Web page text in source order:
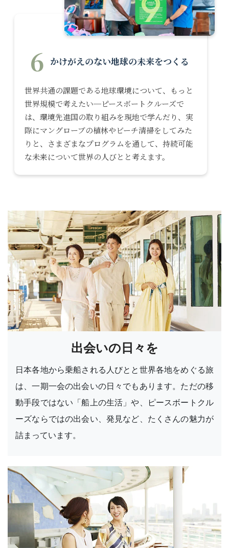
6 かけがえのない地球の未来をつくる
世界共通の課題である地球環境について、もっと
世界規模で考えたい─ピースボートクルーズで
は、環境先進国の取り組みを現地で学んだり、実
際にマングローブの植林やビーチ清掃をしてみた
りと、さまざまなプログラムを通して、持続可能
な未来について世界の人びとと考えます。
出会いの日々を
日本各地から乗船される人びとと世界各地をめぐる旅
は、一期一会の出会いの日々でもあります。ただの移
動手段ではない「船上の生活」や、ピースボートクル
ーズならではの出会い、発見など、たくさんの魅力が
詰まっています。